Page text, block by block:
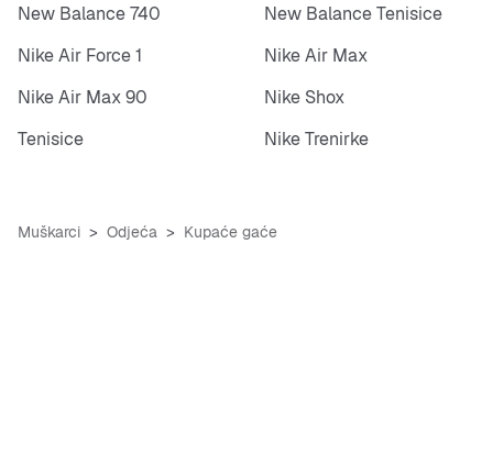
New Balance 740
New Balance Tenisice
Nike Air Force 1
Nike Air Max
Nike Air Max 90
Nike Shox
Tenisice
Nike Trenirke
Muškarci Odjeća Kupaće gaće